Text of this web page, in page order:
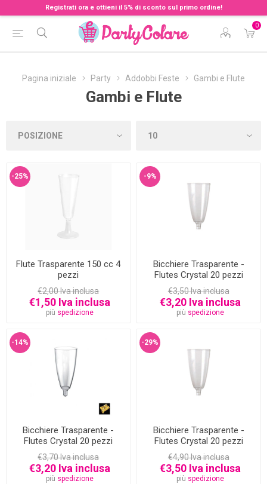
Registrati ora e ottieni il 5% di sconto sul primo ordine!
0
Pagina iniziale Party Addobbi Feste Gambi e Flute
Gambi e Flute
-25%
Flute Trasparente 150 cc 4
pezzi
€2,00 Iva inclusa
€1,50 Iva inclusa
più spedizione
-9%
Bicchiere Trasparente -
Flutes Crystal 20 pezzi
€3,50 Iva inclusa
€3,20 Iva inclusa
più spedizione
-14%
Bicchiere Trasparente -
Flutes Crystal 20 pezzi
€3,70 Iva inclusa
€3,20 Iva inclusa
più spedizione
-29%
Bicchiere Trasparente -
Flutes Crystal 20 pezzi
€4,90 Iva inclusa
€3,50 Iva inclusa
più spedizione